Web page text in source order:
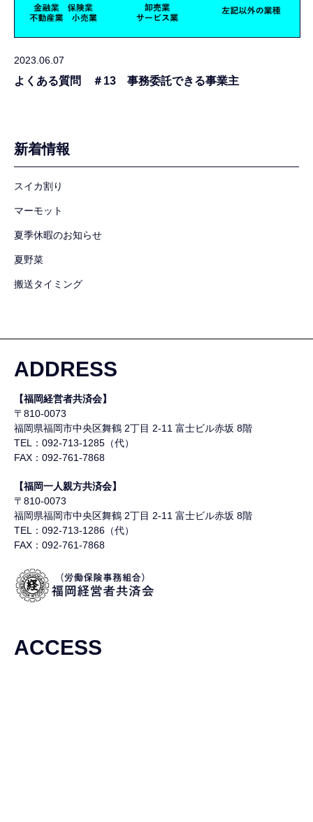
2023.06.07
よくある質問 ＃13 事務委託できる事業主
新着情報
スイカ割り
マーモット
夏季休暇のお知らせ
夏野菜
搬送タイミング
ADDRESS
【福岡経営者共済会】
〒810-0073
福岡県福岡市中央区舞鶴 2丁目 2-11 富士ビル赤坂 8階
TEL：092-713-1285（代）
FAX：092-761-7868
【福岡一人親方共済会】
〒810-0073
福岡県福岡市中央区舞鶴 2丁目 2-11 富士ビル赤坂 8階
TEL：092-713-1286（代）
FAX：092-761-7868
ACCESS